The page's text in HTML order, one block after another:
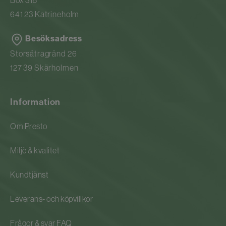
Vi förbehåller oss rätten till tekniska
Tidigare artikelnummer för Dahl: 9017070
641 23 Katrineholm
Besöksadress
Storsätragränd 26
127 39 Skärholmen
Information
Om Presto
Miljö & kvalitet
Kundtjänst
Leverans- och köpvillkor
Frågor & svar FAQ